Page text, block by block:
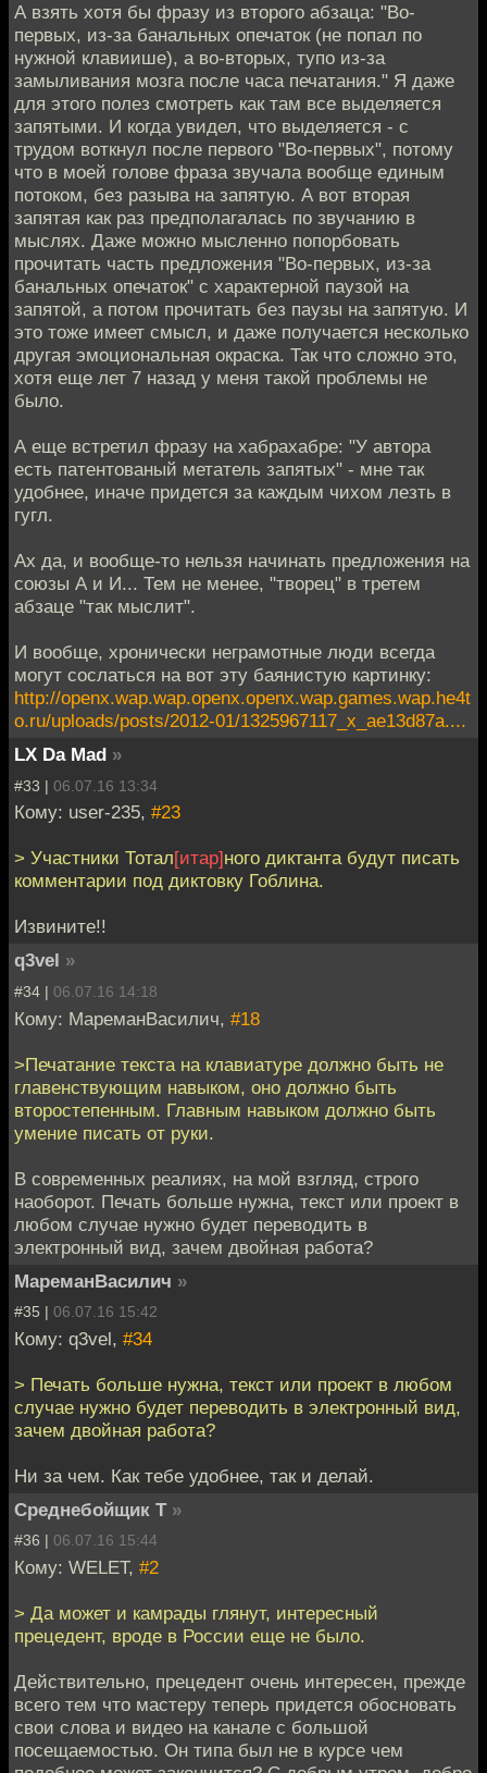
А взять хотя бы фразу из второго абзаца: "Во-
первых, из-за банальных опечаток (не попал по
нужной клавиише), а во-вторых, тупо из-за
замыливания мозга после часа печатания." Я даже
для этого полез смотреть как там все выделяется
запятыми. И когда увидел, что выделяется - с
трудом воткнул после первого "Во-первых", потому
что в моей голове фраза звучала вообще единым
потоком, без разыва на запятую. А вот вторая
запятая как раз предполагалась по звучанию в
мыслях. Даже можно мысленно попорбовать
прочитать часть предложения "Во-первых, из-за
банальных опечаток" с характерной паузой на
запятой, а потом прочитать без паузы на запятую. И
это тоже имеет смысл, и даже получается несколько
другая эмоциональная окраска. Так что сложно это,
хотя еще лет 7 назад у меня такой проблемы не
было.
А еще встретил фразу на хабрахабре: "У автора
есть патентованый метатель запятых" - мне так
удобнее, иначе придется за каждым чихом лезть в
гугл.
Ах да, и вообще-то нельзя начинать предложения на
союзы А и И... Тем не менее, "творец" в третем
абзаце "так мыслит".
И вообще, хронически неграмотные люди всегда
могут сослаться на вот эту баянистую картинку:
http://openx.wap.wap.openx.openx.wap.games.wap.he4t
o.ru/uploads/posts/2012-01/1325967117_x_ae13d87a....
LX Da Mad »
#33 | 06.07.16 13:34
Кому: user-235, #23
> Участники Тотал[итар]ного диктанта будут писать
комментарии под диктовку Гоблина.
Извините!!
q3vel »
#34 | 06.07.16 14:18
Кому: МареманВасилич, #18
>Печатание текста на клавиатуре должно быть не
главенствующим навыком, оно должно быть
второстепенным. Главным навыком должно быть
умение писать от руки.
В современных реалиях, на мой взгляд, строго
наоборот. Печать больше нужна, текст или проект в
любом случае нужно будет переводить в
электронный вид, зачем двойная работа?
МареманВасилич »
#35 | 06.07.16 15:42
Кому: q3vel, #34
> Печать больше нужна, текст или проект в любом
случае нужно будет переводить в электронный вид,
зачем двойная работа?
Ни за чем. Как тебе удобнее, так и делай.
Среднебойщик Т »
#36 | 06.07.16 15:44
Кому: WELET, #2
> Да может и камрады глянут, интересный
прецедент, вроде в России еще не было.
Действительно, прецедент очень интересен, прежде
всего тем что мастеру теперь придется обосновать
свои слова и видео на канале с большой
посещаемостью. Он типа был не в курсе чем